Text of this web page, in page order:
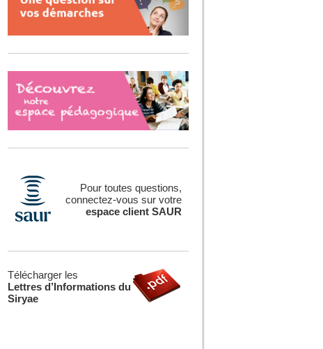
Pour toutes questions,
connectez-vous sur votre
espace client SAUR
Télécharger les
Lettres d’Informations du
Siryae